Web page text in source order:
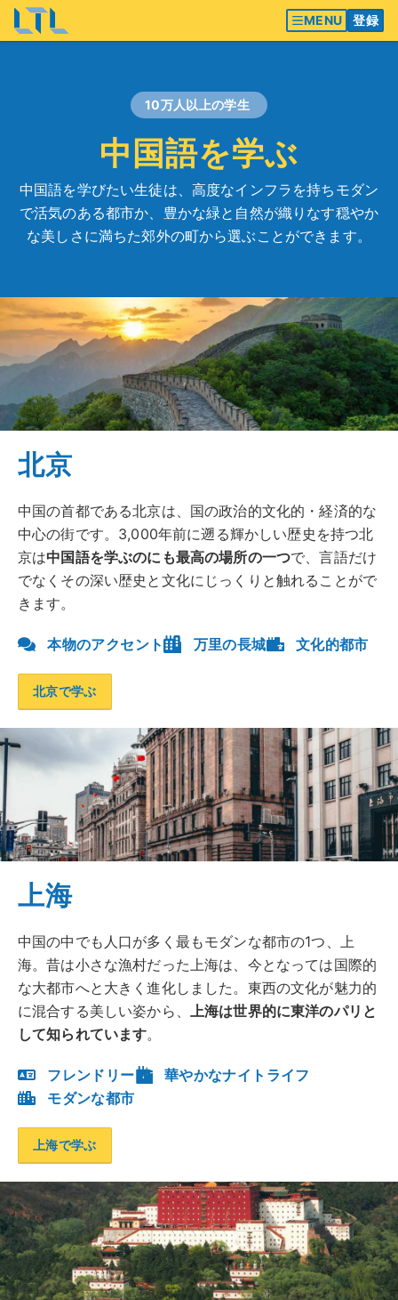
MENU 登録
10万人以上の学生
中国語を学ぶ
中国語を学びたい生徒は、高度なインフラを持ちモダン
で活気のある都市か、豊かな緑と自然が織りなす穏やか
な美しさに満ちた郊外の町から選ぶことができます。
北京
中国の首都である北京は、国の政治的文化的・経済的な
中心の街です。3,000年前に遡る輝かしい歴史を持つ北
京は中国語を学ぶのにも最高の場所の一つで、言語だけ
でなくその深い歴史と文化にじっくりと触れることがで
きます。
本物のアクセント 万里の長城 文化的都市
北京で学ぶ
上海
中国の中でも人口が多く最もモダンな都市の1つ、上
海。昔は小さな漁村だった上海は、今となっては国際的
な大都市へと大きく進化しました。東西の文化が魅力的
に混合する美しい姿から、 上海は世界的に東洋のパリと
して知られています。
フレンドリー
華やかなナイトライフ
モダンな都市
上海で学ぶ